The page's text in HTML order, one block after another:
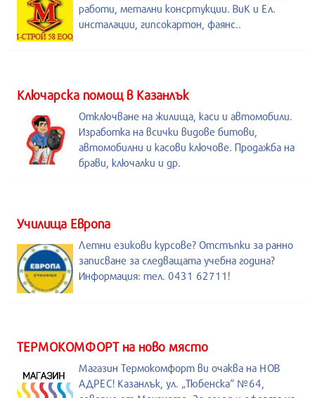
работи, метални консртукции. ВиК и Ел.
инсталации, гипсокартон, фаянс..
Kлючарска помощ в Казанлък
Отключване на жилища, каси и автомобили.
Изработка на всички видове битови,
автомобилни и касови ключове. Продажба на
брави, ключалки и др.
Училища Европа
Летни езикови курсове? Отстъпки за ранно
записване за следващата учебна година?
Информация: тел. 0431 62711!
ТЕРМОКОМФОРТ на ново място
Магазин Термокомфорт ви очаква на НОВ
АДРЕС! Казанлък, ул. „Тюбенска“ №64,